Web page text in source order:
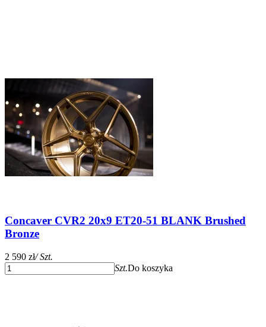
Concaver CVR2 20x9 ET20-51 BLANK Brushed
Bronze
2 590 zł/ Szt.
Szt.Do koszyka